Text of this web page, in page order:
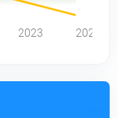
2023 2024